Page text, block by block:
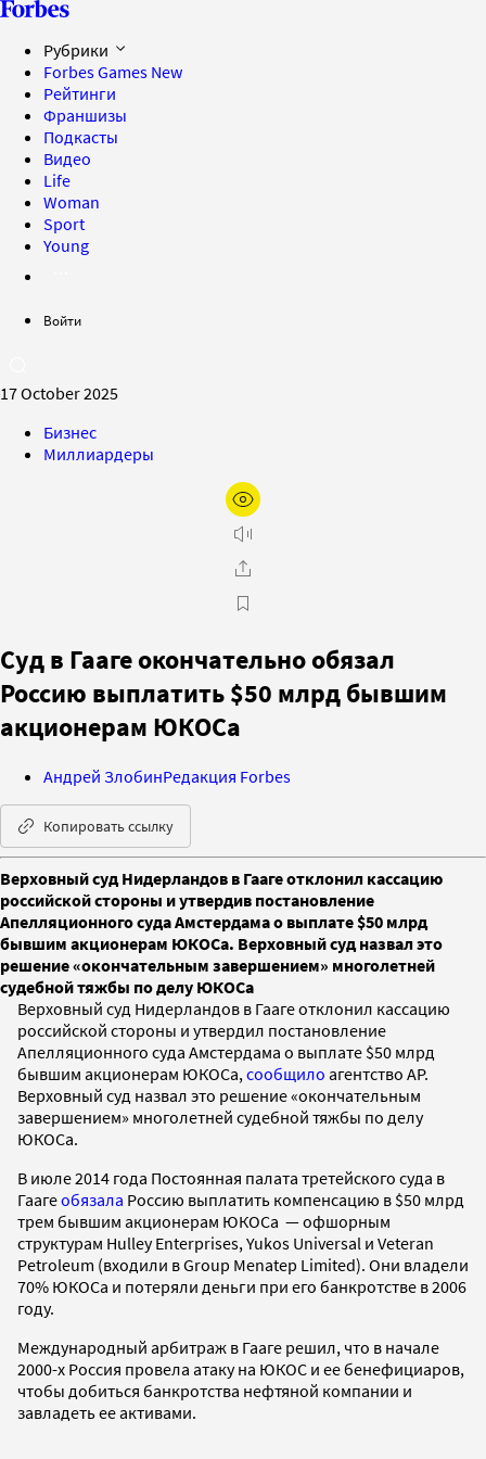
Рубрики
Forbes Games New
Рейтинги
Франшизы
Подкасты
Видео
Life
Woman
Sport
Young
Войти
17 October 2025
Бизнес
Миллиардеры
Суд в Гааге окончательно обязал
Россию выплатить $50 млрд бывшим
акционерам ЮКОСа
Андрей ЗлобинРедакция Forbes
Копировать ссылку
Верховный суд Нидерландов в Гааге отклонил кассацию
российской стороны и утвердив постановление
Апелляционного суда Амстердама о выплате $50 млрд
бывшим акционерам ЮКОСа. Верховный суд назвал это
решение «окончательным завершением» многолетней
судебной тяжбы по делу ЮКОСа
Верховный суд Нидерландов в Гааге отклонил кассацию
российской стороны и утвердил постановление
Апелляционного суда Амстердама о выплате $50 млрд
бывшим акционерам ЮКОСа, сообщило агентство AP.
Верховный суд назвал это решение «окончательным
завершением» многолетней судебной тяжбы по делу
ЮКОСа.
В июле 2014 года Постоянная палата третейского суда в
Гаагеобязала Россию выплатить компенсацию в $50 млрд
трем бывшим акционерам ЮКОСа — офшорным
структурам Hulley Enterprises, Yukos Universal и Veteran
Petroleum (входили в Group Menatep Limited). Они владели
70% ЮКОСа и потеряли деньги при его банкротстве в 2006
году.
Международный арбитраж в Гааге решил, что в начале
2000-х Россия провела атаку на ЮКОС и ее бенефициаров,
чтобы добиться банкротства нефтяной компании и
завладеть ее активами.